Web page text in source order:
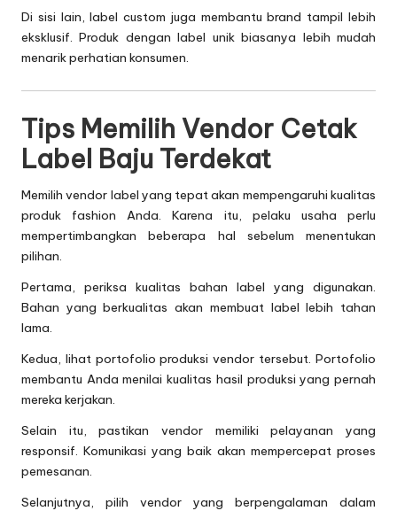
Di sisi lain, label custom juga membantu brand tampil lebih
eksklusif. Produk dengan label unik biasanya lebih mudah
menarik perhatian konsumen.
Tips Memilih Vendor Cetak
Label Baju Terdekat
Memilih vendor label yang tepat akan mempengaruhi kualitas
produk fashion Anda. Karena itu, pelaku usaha perlu
mempertimbangkan beberapa hal sebelum menentukan
pilihan.
Pertama, periksa kualitas bahan label yang digunakan.
Bahan yang berkualitas akan membuat label lebih tahan
lama.
Kedua, lihat portofolio produksi vendor tersebut. Portofolio
membantu Anda menilai kualitas hasil produksi yang pernah
mereka kerjakan.
Selain itu, pastikan vendor memiliki pelayanan yang
responsif. Komunikasi yang baik akan mempercepat proses
pemesanan.
Selanjutnya, pilih vendor yang berpengalaman dalam